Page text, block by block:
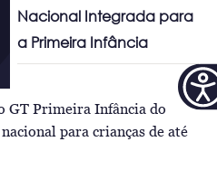
Nacional Integrada para
a Primeira Infância
GT Primeira Infância do
para crianças de até